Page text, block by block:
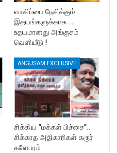
வாசிப்பை நேசிக்கும்
இதயங்களுக்காக …
உதயமானது அங்குசம்
வெளியீடு !
ANGUSAM EXCLUSIVE
சிக்கிய “மக்கள் பிச்சை”..
சிக்காத அதிகாரிகள் கரூர்
களேபரம்